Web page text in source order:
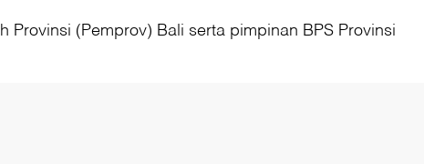
(Pemprov) Bali serta pimpinan BPS Provinsi